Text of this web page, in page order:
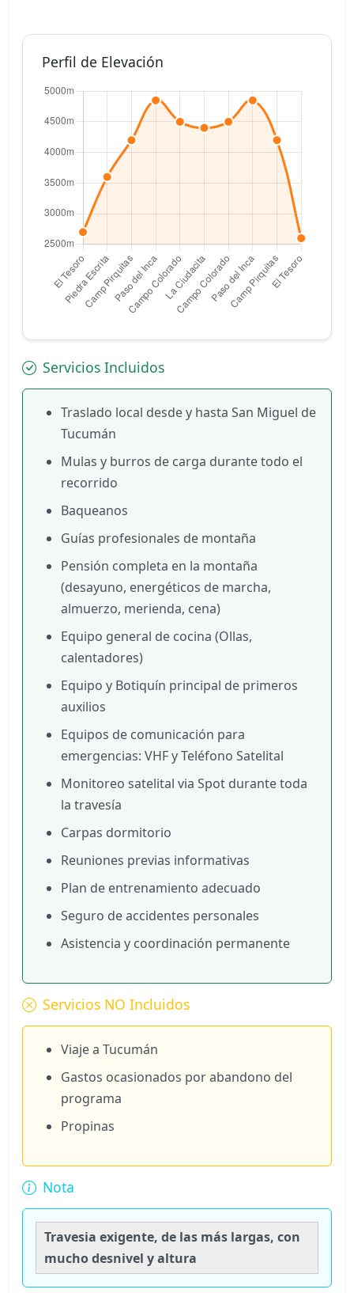
Perfil de Elevación
Servicios Incluidos
Traslado local desde y hasta San Miguel de
Tucumán
Mulas y burros de carga durante todo el
recorrido
Baqueanos
Guías profesionales de montaña
Pensión completa en la montaña
(desayuno, energéticos de marcha,
almuerzo, merienda, cena)
Equipo general de cocina (Ollas,
calentadores)
Equipo y Botiquín principal de primeros
auxilios
Equipos de comunicación para
emergencias: VHF y Teléfono Satelital
Monitoreo satelital via Spot durante toda
la travesía
Carpas dormitorio
Reuniones previas informativas
Plan de entrenamiento adecuado
Seguro de accidentes personales
Asistencia y coordinación permanente
Servicios NO Incluidos
Viaje a Tucumán
Gastos ocasionados por abandono del
programa
Propinas
Nota
Travesia exigente, de las más largas, con
mucho desnivel y altura